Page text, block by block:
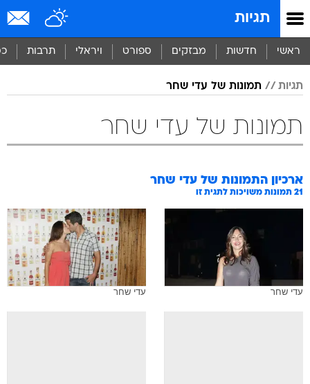
תגיות
ראשי חדשות מבזקים ספורט ויראלי תרבות
תגיות תמונות של עדי שחר
תמונות של עדי שחר
ארכיון התמונות של עדי שחר
21 תמונות משויכות לתגית זו
עדי שחר עדי שחר